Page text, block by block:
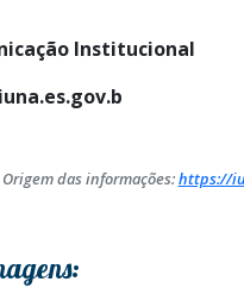
Institucional
Origem das informações:https://